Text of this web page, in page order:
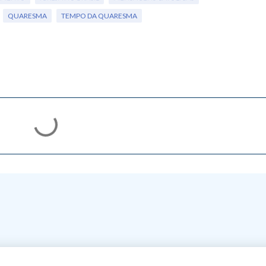
QUARESMA TEMPO DA QUARESMA